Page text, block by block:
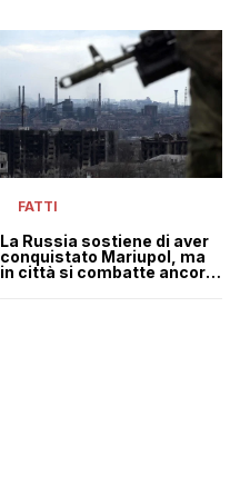
FATTI
La Russia sostiene di aver
conquistato Mariupol, ma
in città si combatte ancora